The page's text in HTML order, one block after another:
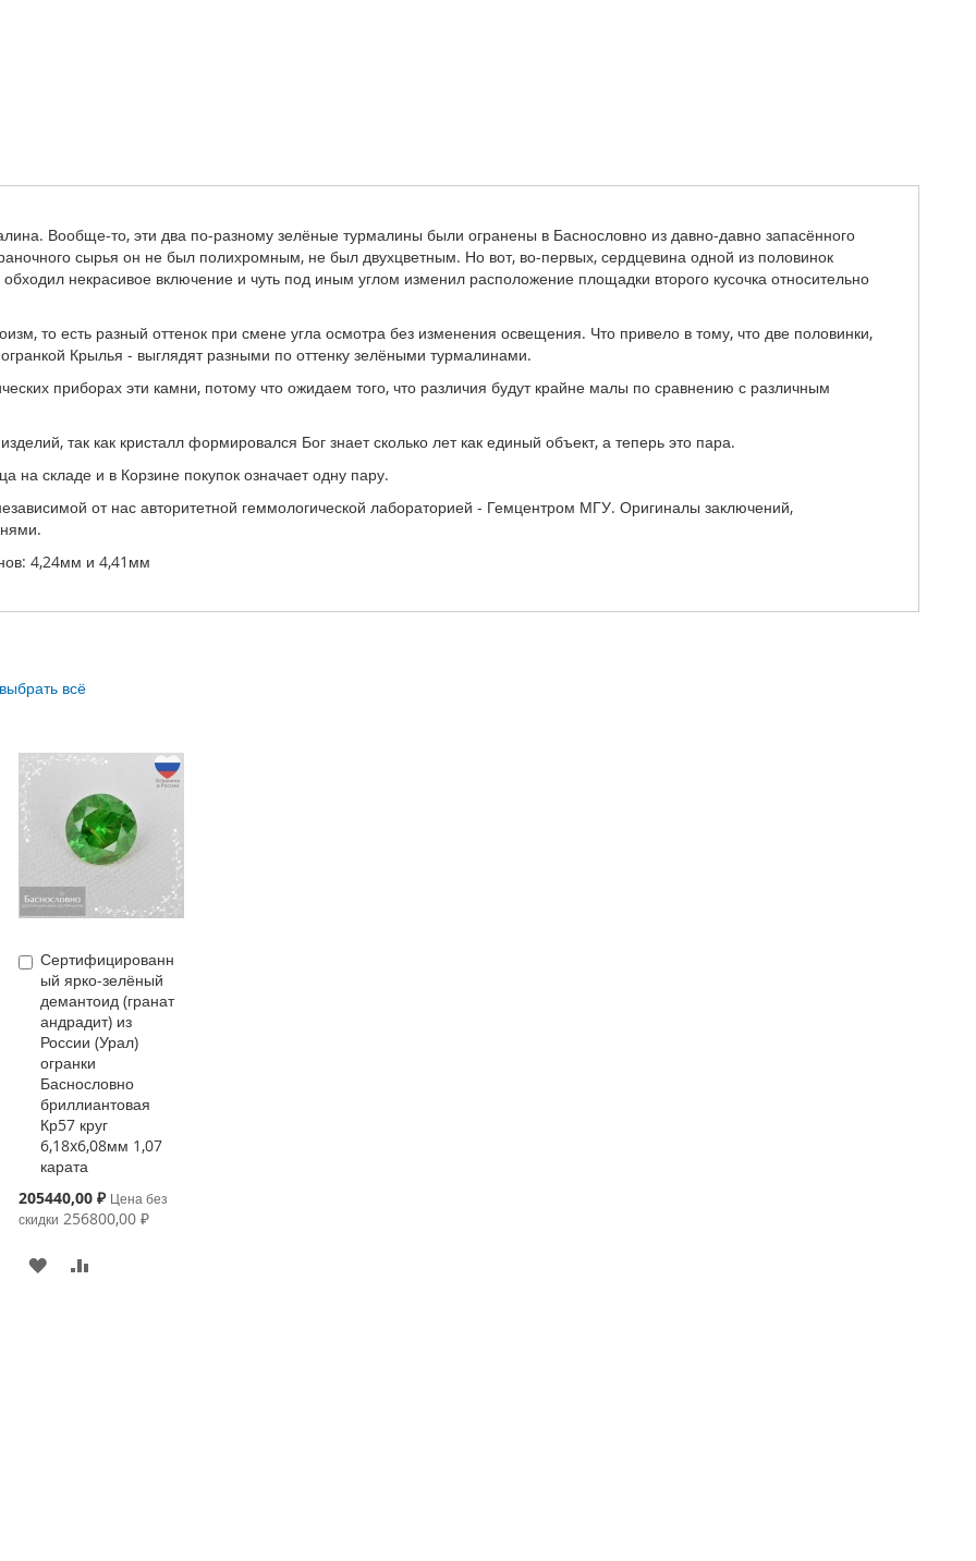
Вообще-то, эти два по-разному зелёные турмалины были огранены в Баснословно из давно-давно запасённого
сырья он не был полихромным, не был двухцветным. Но вот, во-первых, сердцевина одной из половинок
некрасивое включение и чуть под иным углом изменил расположение площадки второго кусочка относительно
то есть разный оттенок при смене угла осмотра без изменения освещения. Что привело в тому, что две половинки,
Крылья - выглядят разными по оттенку зелёными турмалинами.
приборах эти камни, потому что ожидаем того, что различия будут крайне малы по сравнению с различным
так как кристалл формировался Бог знает сколько лет как единый объект, а теперь это пара.
на складе и в Корзине покупок означает одну пару.
от нас авторитетной геммологической лабораторией - Гемцентром МГУ. Оригиналы заключений,
4,24мм и 4,41мм
выбрать всё
Сертифицированн
ый ярко-зелёный
демантоид (гранат
андрадит) из
России (Урал)
огранки
Баснословно
бриллиантовая
Кр57 круг
6,18x6,08мм 1,07
карата
Special
205440,00 ₽ Цена без
скидки 256800,00 ₽
Купить
В